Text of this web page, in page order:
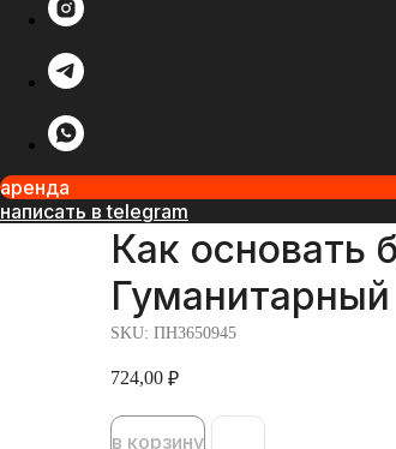
аренда
написать в telegram
Как основать
SKU: ПН3650945
724,00 ₽
в корзину